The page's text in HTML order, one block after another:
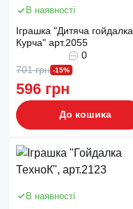
В наявності
Іграшка "Дитяча гойдалка
Курча" арт.2055
0
701 грн -15%
596 грн
До кошика
В наявності